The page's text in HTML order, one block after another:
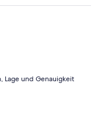
Lage und Genauigkeit